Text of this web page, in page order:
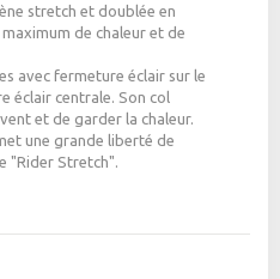
stretch et doublée en
de chaleur et de
avec fermeture éclair sur le
éclair centrale. Son col
et de garder la chaleur.
une grande liberté de
"Rider Stretch".